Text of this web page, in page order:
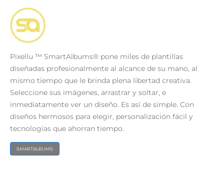
Pixellu ™ SmartAlbums® pone miles de plantillas
diseñadas profesionalmente al alcance de su mano, al
mismo tiempo que le brinda plena libertad creativa.
Seleccione sus imágenes, arrastrar y soltar, e
inmediatamente ver un diseño. Es así de simple. Con
diseños hermosos para elegir, personalización fácil y
tecnologías que ahorran tiempo.
SMARTALBUMS